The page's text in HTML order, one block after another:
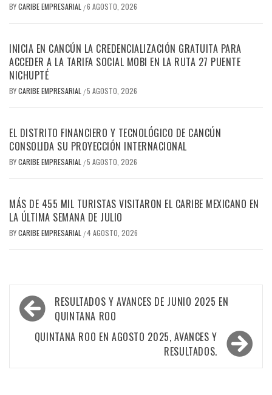
BYCARIBE EMPRESARIAL /6 AGOSTO, 2026
INICIA EN CANCÚN LA CREDENCIALIZACIÓN GRATUITA PARA
ACCEDER A LA TARIFA SOCIAL MOBI EN LA RUTA 27 PUENTE
NICHUPTÉ
BYCARIBE EMPRESARIAL /5 AGOSTO, 2026
EL DISTRITO FINANCIERO Y TECNOLÓGICO DE CANCÚN
CONSOLIDA SU PROYECCIÓN INTERNACIONAL
BYCARIBE EMPRESARIAL /5 AGOSTO, 2026
MÁS DE 455 MIL TURISTAS VISITARON EL CARIBE MEXICANO EN
LA ÚLTIMA SEMANA DE JULIO
BYCARIBE EMPRESARIAL /4 AGOSTO, 2026
Navegación
de
entradas
RESULTADOS Y AVANCES DE JUNIO 2025 EN
QUINTANA ROO
QUINTANA ROO EN AGOSTO 2025, AVANCES Y
RESULTADOS.